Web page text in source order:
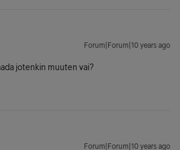
Forum|Forum|10 years ago
jotenkin muuten vai?
Forum|Forum|10 years ago